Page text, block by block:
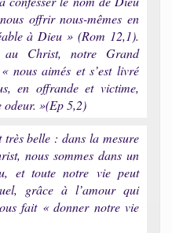
offrir nous-mêmes en
à Dieu » (Rom 12,1).
au Christ, notre Grand
nous aimés et s’est livré
en offrande et victime,
odeur. »(Ep 5,2)
très belle : dans la mesure
nous sommes dans un
et toute notre vie peut
grâce à l’amour qui
fait « donner notre vie